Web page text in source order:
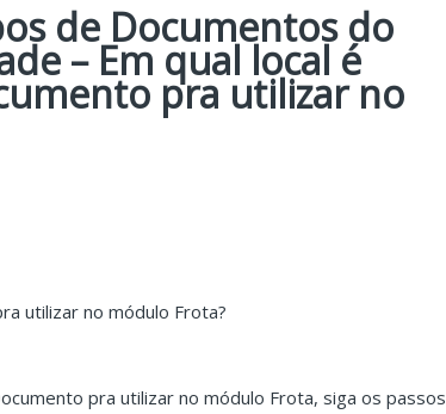
de Documentos do
– Em qual local é
pra utilizar no
utilizar no módulo Frota?
pra utilizar no módulo Frota, siga os passos